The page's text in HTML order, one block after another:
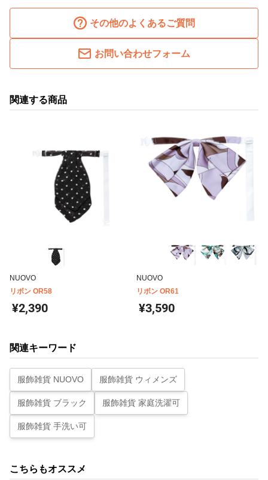
その他のよくあるご質問
お問い合わせフォーム
関連する商品
NUOVO
リボン OR58
¥2,390
NUOVO
リボン OR61
¥3,590
関連キーワード
服飾雑貨 NUOVO 服飾雑貨 ウィメンズ
服飾雑貨 ブラック 服飾雑貨 家庭洗濯可
服飾雑貨 手洗い可
こちらもオススメ